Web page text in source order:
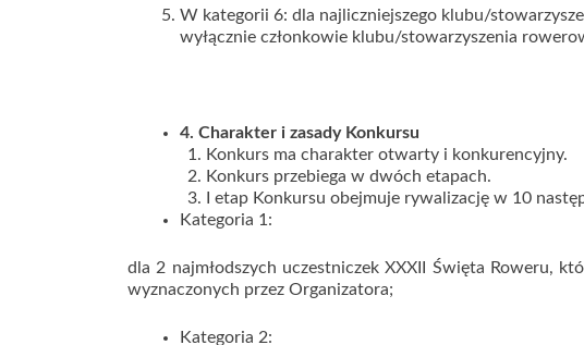
W kategorii 6: dla najliczniejszego klubu/
wyłącznie członkowie klubu/stowarzyszenia
4. Charakter i zasady Konkursu
Konkurs ma charakter otwarty i konkurencyjny.
Konkurs przebiega w dwóch etapach.
I etap Konkursu obejmuje rywalizację w 10
Kategoria 1:
dla 2 najmłodszych uczestniczek XXXII Święta Roweru,
wyznaczonych przez Organizatora;
Kategoria 2: